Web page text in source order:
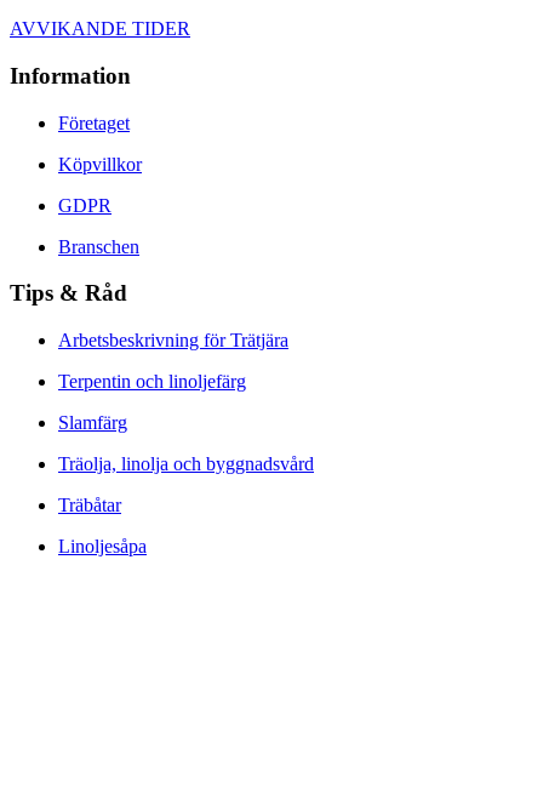
AVVIKANDE TIDER
Information
Företaget
Köpvillkor
GDPR
Branschen
Tips & Råd
Arbetsbeskrivning för Trätjära
Terpentin och linoljefärg
Slamfärg
Träolja, linolja och byggnadsvård
Träbåtar
Linoljesåpa